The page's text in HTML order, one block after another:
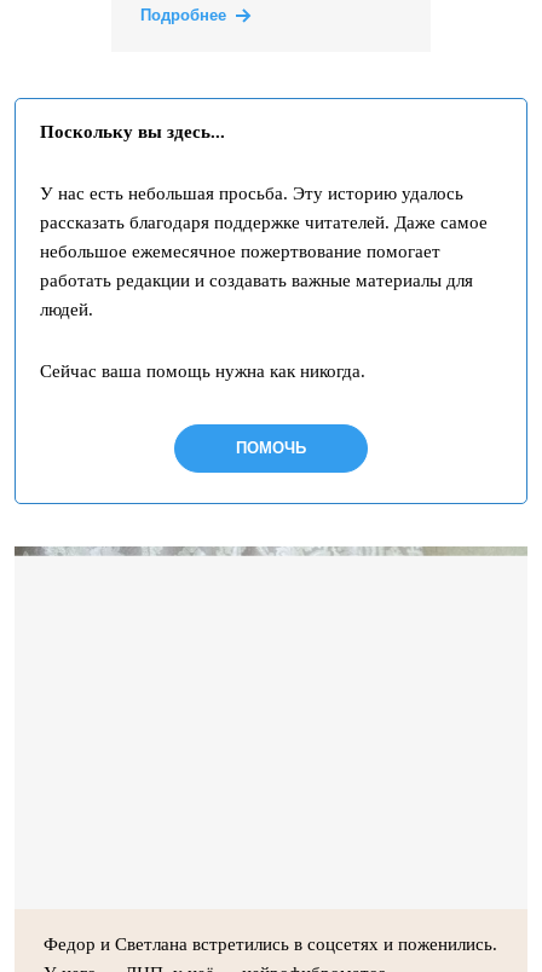
Подробнее
Поскольку вы здесь...
У нас есть небольшая просьба. Эту историю удалось
рассказать благодаря поддержке читателей. Даже самое
небольшое ежемесячное пожертвование помогает
работать редакции и создавать важные материалы для
людей.
Сейчас ваша помощь нужна как никогда.
ПОМОЧЬ
Федор и Светлана встретились в соцсетях и поженились.